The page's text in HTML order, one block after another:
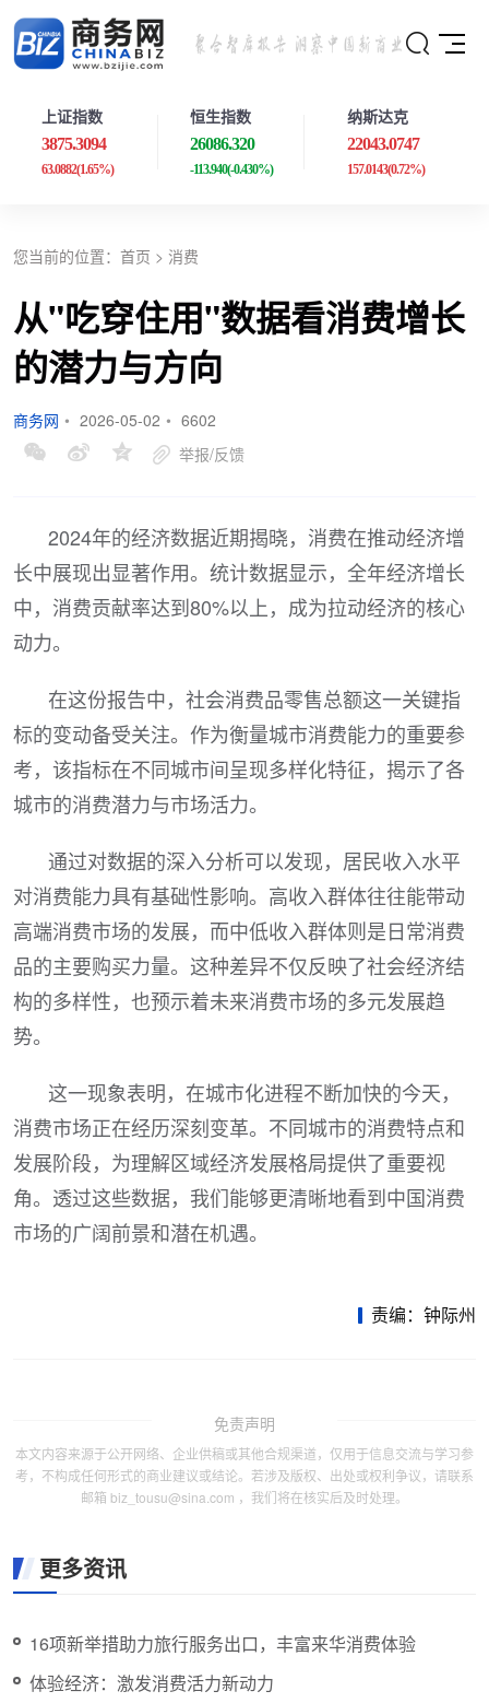
上证指数
3875.3094
63.0882(1.65%)
恒生指数
26086.320
-113.940(-0.430%)
纳斯达克
22043.0747
157.0143(0.72%)
您当前的位置： 首页 > 消费
从"吃穿住用"数据看消费增长
的潜力与方向
商务网 • 2026-05-02 • 6602
举报/反馈
2024年的经济数据近期揭晓，消费在推动经济增
长中展现出显著作用。统计数据显示，全年经济增长
中，消费贡献率达到80%以上，成为拉动经济的核心
动力。
在这份报告中，社会消费品零售总额这一关键指
标的变动备受关注。作为衡量城市消费能力的重要参
考，该指标在不同城市间呈现多样化特征，揭示了各
城市的消费潜力与市场活力。
通过对数据的深入分析可以发现，居民收入水平
对消费能力具有基础性影响。高收入群体往往能带动
高端消费市场的发展，而中低收入群体则是日常消费
品的主要购买力量。这种差异不仅反映了社会经济结
构的多样性，也预示着未来消费市场的多元发展趋
势。
这一现象表明，在城市化进程不断加快的今天，
消费市场正在经历深刻变革。不同城市的消费特点和
发展阶段，为理解区域经济发展格局提供了重要视
角。透过这些数据，我们能够更清晰地看到中国消费
市场的广阔前景和潜在机遇。
责编：钟际州
免责声明
本文内容来源于公开网络、企业供稿或其他合规渠道，仅用于信息交流与学习参
考，不构成任何形式的商业建议或结论。若涉及版权、出处或权利争议，请联系
邮箱 biz_tousu@sina.com ，我们将在核实后及时处理。
更多资讯
16项新举措助力旅行服务出口，丰富来华消费体验
体验经济：激发消费活力新动力